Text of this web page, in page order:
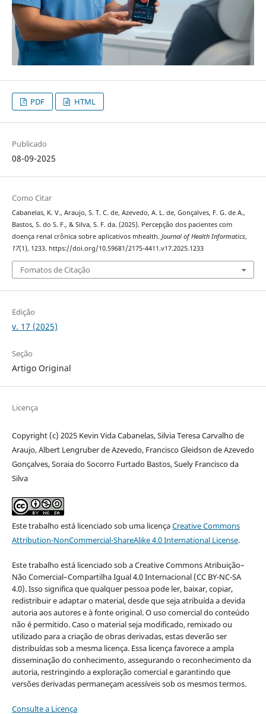
PDF HTML
Publicado
08-09-2025
Como Citar
Cabanelas, K. V., Araujo, S. T. C. de, Azevedo, A. L. de, Gonçalves, F. G. de A.,
Bastos, S. do S. F., & Silva, S. F. da. (2025). Percepção dos pacientes com
doença renal crônica sobre aplicativos mhealth. Journal of Health Informatics,
17(1), 1233. https://doi.org/10.59681/2175-4411.v17.2025.1233
Fomatos de Citação
Edição
v. 17 (2025)
Seção
Artigo Original
Licença
Copyright (c) 2025 Kevin Vida Cabanelas, Silvia Teresa Carvalho de
Araujo, Albert Lengruber de Azevedo, Francisco Gleidson de Azevedo
Gonçalves, Soraia do Socorro Furtado Bastos, Suely Francisco da
Silva
Este trabalho está licenciado sob uma licençaCreative Commons
Attribution-NonCommercial-ShareAlike 4.0 International License.
Este trabalho está licenciado sob a Creative Commons Atribuição–
Não Comercial–Compartilha Igual 4.0 Internacional (CC BY-NC-SA
4.0). Isso significa que qualquer pessoa pode ler, baixar, copiar,
redistribuir e adaptar o material, desde que seja atribuída a devida
autoria aos autores e à fonte original. O uso comercial do conteúdo
não é permitido. Caso o material seja modificado, remixado ou
utilizado para a criação de obras derivadas, estas deverão ser
distribuídas sob a mesma licença. Essa licença favorece a ampla
disseminação do conhecimento, assegurando o reconhecimento da
autoria, restringindo a exploração comercial e garantindo que
versões derivadas permaneçam acessíveis sob os mesmos termos.
Consulte a Licença